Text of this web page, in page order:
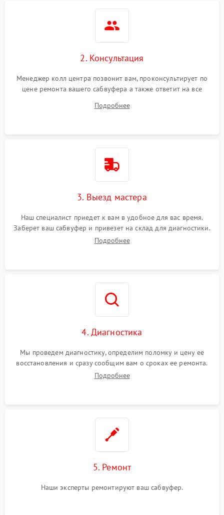
2. Консультация
Менеджер колл центра позвонит вам, проконсультирует по
цене ремонта вашего сабвуфера а также ответит на все
Подробнее
3. Выезд мастера
Наш специалист приедет к вам в удобное для вас время.
Заберет ваш сабвуфер и привезет на склад для диагностики.
Подробнее
4. Диагностика
Мы проведем диагностику, определим поломку и цену ее
восстановления и сразу сообщим вам о сроках ее ремонта.
Подробнее
5. Ремонт
Наши эксперты ремонтируют ваш сабвуфер.